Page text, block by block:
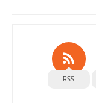
RSS